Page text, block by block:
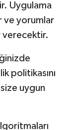
Uygulama
ve yorumlar
verecektir.
politikasını
uygun